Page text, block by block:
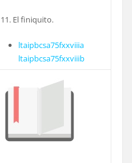
11. El finiquito.
ltaipbcsa75fxxviiia
ltaipbcsa75fxxviiib